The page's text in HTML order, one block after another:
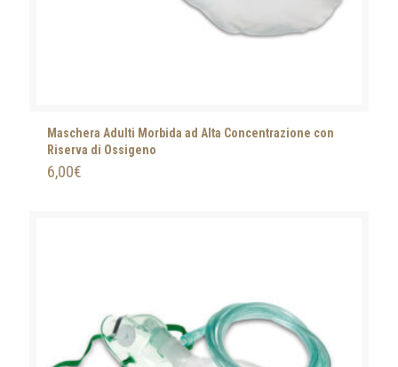
Maschera Adulti Morbida ad Alta Concentrazione con
Riserva di Ossigeno
6,00€